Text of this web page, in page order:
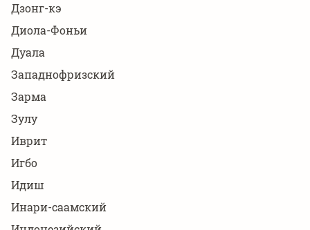
Дзонг-кэ
Диола-Фоньи
Дуала
Западнофризский
Зарма
Зулу
Иврит
Игбо
Идиш
Инари-саамский